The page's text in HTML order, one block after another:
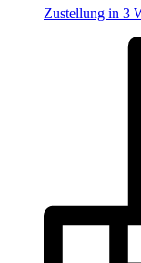
Zustellung in 3